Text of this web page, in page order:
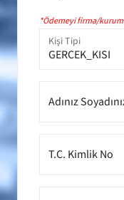
*Ödemeyi firma/kurum
Kişi Tipi
Adınız
T.C. Kimlik No